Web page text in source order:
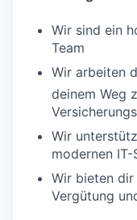
Wir sind ein
Team
Wir arbeiten
deinem Weg
Wir
modernen IT-
Wir bieten
Vergütung